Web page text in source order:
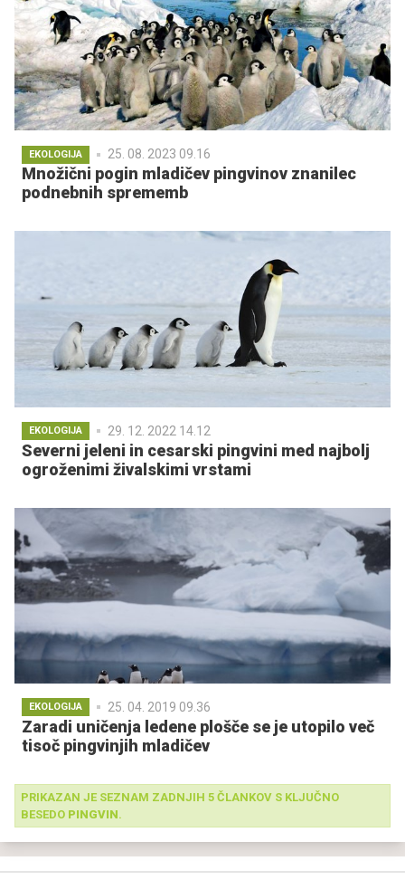
EKOLOGIJA 25. 08. 2023 09.16
Množični pogin mladičev pingvinov znanilec
podnebnih sprememb
EKOLOGIJA 29. 12. 2022 14.12
Severni jeleni in cesarski pingvini med najbolj
ogroženimi živalskimi vrstami
EKOLOGIJA 25. 04. 2019 09.36
Zaradi uničenja ledene plošče se je utopilo več
tisoč pingvinjih mladičev
PRIKAZAN JE SEZNAM ZADNJIH 5 ČLANKOV S KLJUČNO
BESEDO PINGVIN.